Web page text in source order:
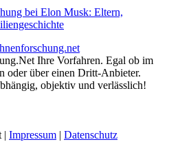
bei Elon Musk: Eltern,
Ihre Vorfahren. Egal ob im
oder über einen Dritt-Anbieter.
objektiv und verlässlich!
| Impressum | Datenschutz